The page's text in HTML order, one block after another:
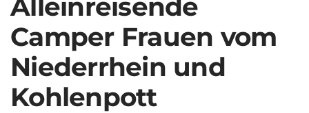
Alleinreisende
Camper Frauen vom
Niederrhein und
Kohlenpott